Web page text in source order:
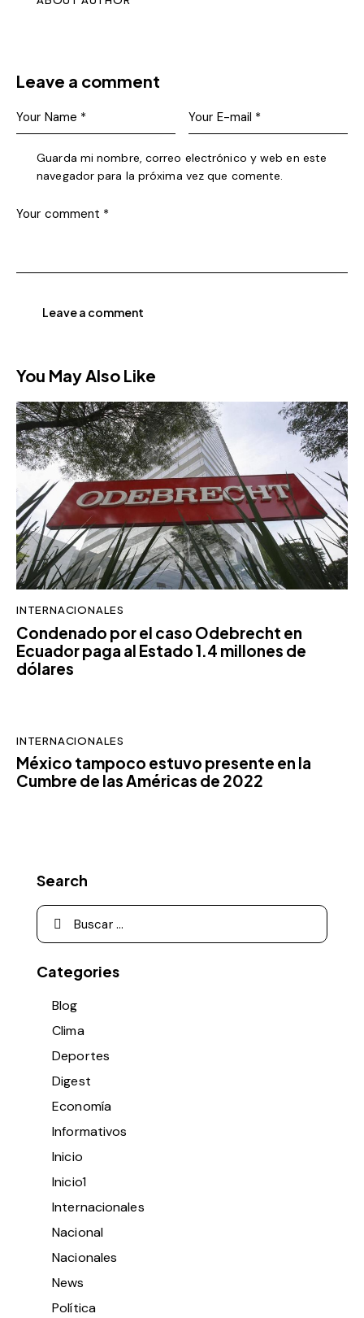
Leave a comment
Guarda mi nombre, correo electrónico y web en este
navegador para la próxima vez que comente.
You May Also Like
INTERNACIONALES
Condenado por el caso Odebrecht en
Ecuador paga al Estado 1.4 millones de
dólares
INTERNACIONALES
México tampoco estuvo presente en la
Cumbre de las Américas de 2022
Search
Categories
Blog
Clima
Deportes
Digest
Economía
Informativos
Inicio
Inicio1
Internacionales
Nacional
Nacionales
News
Política